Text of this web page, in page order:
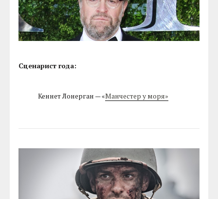
Сценарист года:
Кеннет Лонерган — «Манчестер у моря»